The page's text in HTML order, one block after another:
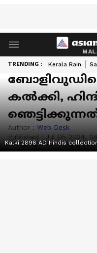
TRENDING : Kerala Rain
ബോളിവുഡിനെ
കല്‍ക്കി,
Author : Web Desk
Published : Jul 05 2024,
Kalki 2898 AD Hindis